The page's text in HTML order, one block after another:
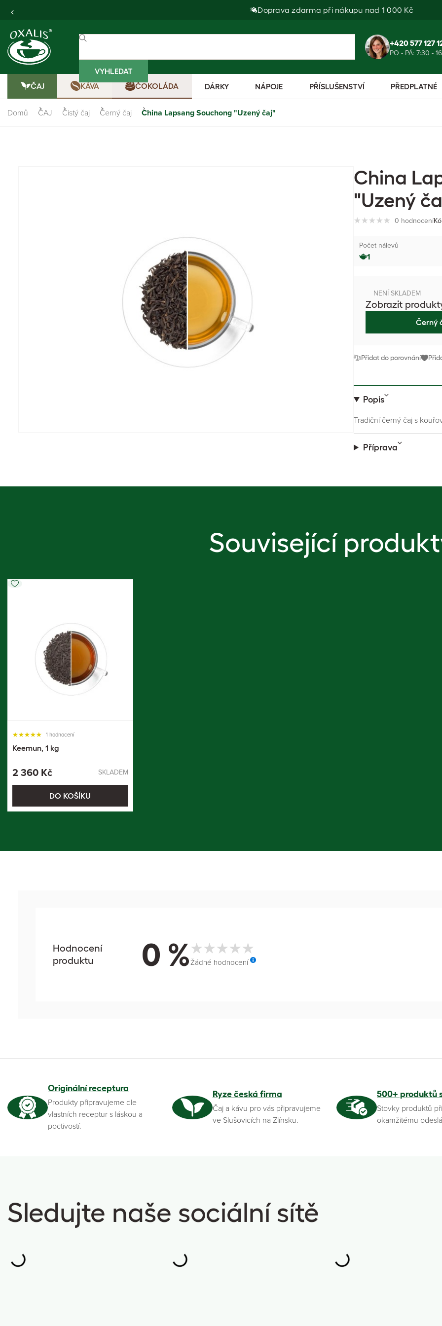
Doprava zdarma při nákupu nad 1 000 Kč
VYHLEDAT
+420 577 127
PO - PÁ: 7:30 -
ČAJ KÁVA ČOKOLÁDA DÁRKY NÁPOJE PŘÍSLUŠENSTVÍ PŘEDPLATNÉ
Domů ČAJ Čistý čaj Černý čaj China Lapsang Souchong "Uzený čaj"
China
"Uzený
0 hodnocení
Počet nálevů
1
NENÍ SKLADEM
Zobrazit
Černý
Přidat do porovnání
Popis
Tradiční černý čaj s
Příprava
Související
1 hodnocení
Keemun, 1 kg
2 360 Kč SKLADEM
DO KOŠÍKU
Hodnocení
produktu
0 %Žádné hodnocení
Originální receptura
Produkty připravujeme dle
vlastních receptur s láskou a
poctivostí.
Ryze česká firma
Čaj a kávu pro vás připravujeme
ve Slušovicích na Zlínsku.
500+ produktů
Stovky produktů
okamžitému
Sledujte naše sociální sítě